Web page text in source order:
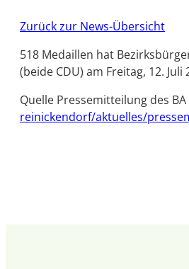
Zurück zur News-Übersicht
518 Medaillen hat
(beide CDU) am Freitag, 12.
Quelle Pressemitteilung des
reinickendorf/aktuelles/